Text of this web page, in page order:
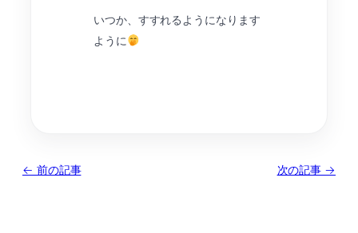
いつか、すすれるようになります
ように
← 前の記事 次の記事 →